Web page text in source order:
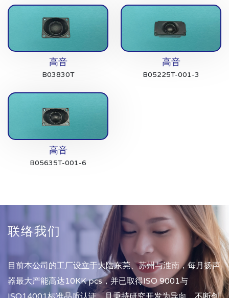
高音
B03830T
高音
B05225T-001-3
高音
B05635T-001-6
联络我们
目前本公司的工厂设立于大陆东莞、苏州与淮南，每月扬声
器最大产能高达10KK pcs，并已取得ISO 9001与